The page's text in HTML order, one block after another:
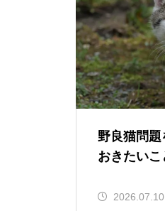
野良猫問題
おきたいこ
2026.07.10